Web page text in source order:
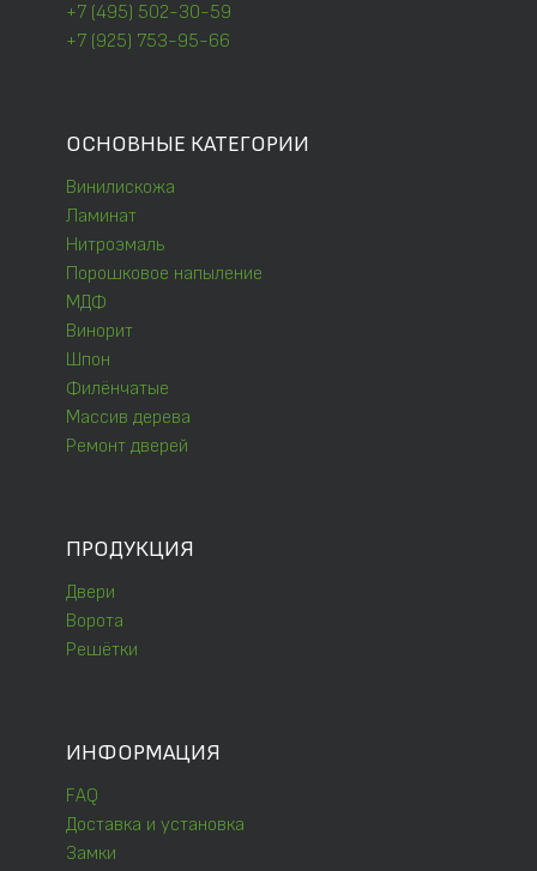
+7 (495) 502-30-59
+7 (925) 753-95-66
ОСНОВНЫЕ КАТЕГОРИИ
Винилискожа
Ламинат
Нитроэмаль
Порошковое напыление
МДФ
Винорит
Шпон
Филёнчатые
Массив дерева
Ремонт дверей
ПРОДУКЦИЯ
Двери
Ворота
Решётки
ИНФОРМАЦИЯ
FAQ
Доставка и установка
Замки